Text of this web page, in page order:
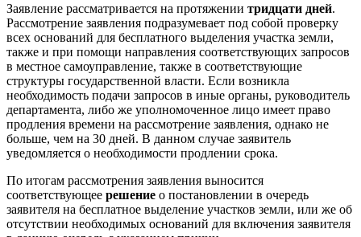
Заявление рассматривается на протяжении тридцати дней.
Рассмотрение заявления подразумевает под собой проверку
всех оснований для бесплатного выделения участка земли,
также и при помощи направления соответствующих запросов
в местное самоуправление, также в соответствующие
структуры государственной власти. Если возникла
необходимость подачи запросов в иные органы, руководитель
департамента, либо же уполномоченное лицо имеет право
продления времени на рассмотрение заявления, однако не
больше, чем на 30 дней. В данном случае заявитель
уведомляется о необходимости продлении срока.
По итогам рассмотрения заявления выносится
соответствующее решение о постановлении в очередь
заявителя на бесплатное выделение участков земли, или же об
отсутствии необходимых оснований для включения заявителя